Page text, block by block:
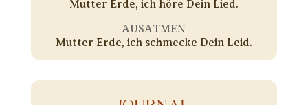
Mutter Erde, ich höre Dein Lied.
AUSATMEN
Mutter Erde, ich schmecke Dein Leid.